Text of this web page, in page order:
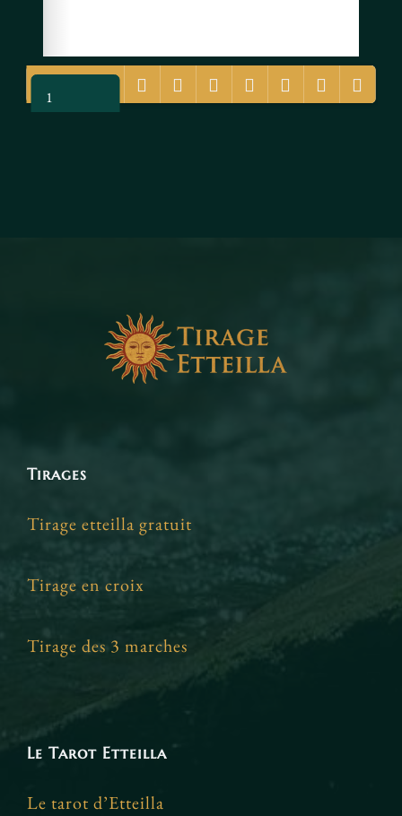
Tirages
Tirage etteilla gratuit
Tirage en croix
Tirage des 3 marches
Le Tarot Etteilla
Le tarot d’Etteilla